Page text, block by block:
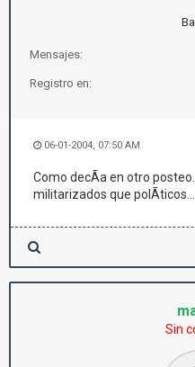
Mensajes:
Registro en:
06-01-2004, 07:50 AM
Como decÃ­a en otro
militarizados que polÃ­ticos...
Sin